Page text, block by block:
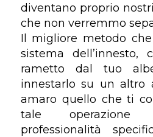
diventano proprio
che non verremmo
Il migliore metodo
sistema dell’innesto,
rametto dal tuo
innestarlo su un altro
amaro quello che ti
tale operazione
professionalità